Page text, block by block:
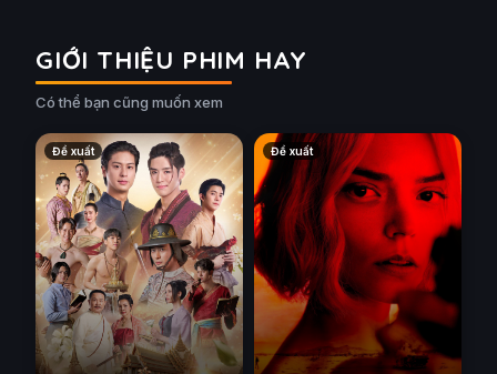
GIỚI THIỆU PHIM HAY
Có thể bạn cũng muốn xem
Đề xuất Đề xuất